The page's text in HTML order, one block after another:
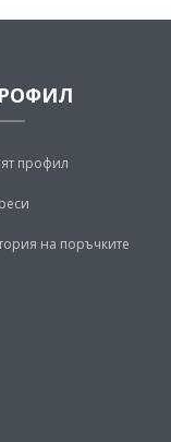
профил
на поръчките